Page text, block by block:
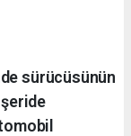
sürücüsünün